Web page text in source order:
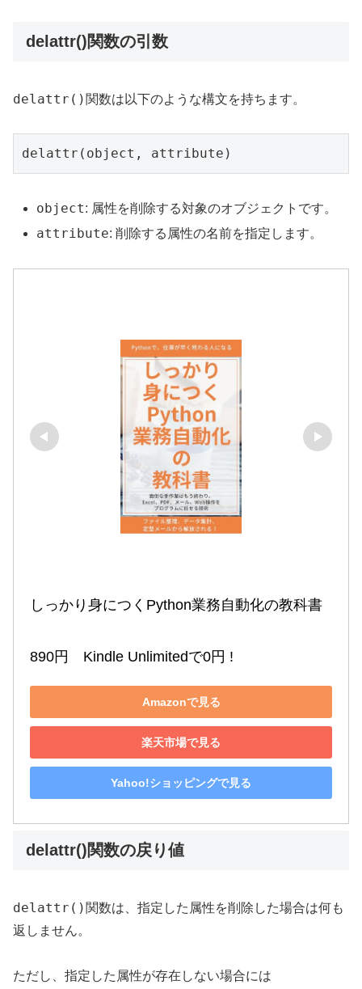
delattr()関数の引数
delattr() 関数は以下のような構文を持ちます。
delattr(object, attribute)
object: 属性を削除する対象のオブジェクトです。
attribute: 削除する属性の名前を指定します。
しっかり身につくPython業務自動化の教科書
890円　Kindle Unlimitedで0円 !
Amazonで見る
楽天市場で見る
Yahoo!ショッピングで見る
delattr()関数の戻り値
delattr() 関数は、指定した属性を削除した場合は何も
返しません。
ただし、指定した属性が存在しない場合には